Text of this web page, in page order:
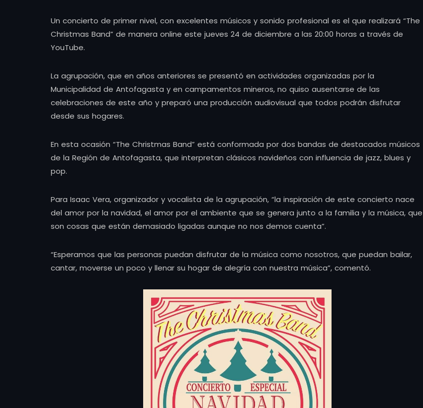
Un concierto de primer nivel, con excelentes músicos y sonido profesional es el que realizará “The
Christmas Band” de manera online este jueves 24 de diciembre a las 20:00 horas a través de
YouTube.
La agrupación, que en años anteriores se presentó en actividades organizadas por la
Municipalidad de Antofagasta y en campamentos mineros, no quiso ausentarse de las
celebraciones de este año y preparó una producción audiovisual que todos podrán disfrutar
desde sus hogares.
En esta ocasión “The Christmas Band” está conformada por dos bandas de destacados músicos
de la Región de Antofagasta, que interpretan clásicos navideños con influencia de jazz, blues y
pop.
Para Isaac Vera, organizador y vocalista de la agrupación, “la inspiración de este concierto nace
del amor por la navidad, el amor por el ambiente que se genera junto a la familia y la música, que
son cosas que están demasiado ligadas aunque no nos demos cuenta”.
“Esperamos que las personas puedan disfrutar de la música como nosotros, que puedan bailar,
cantar, moverse un poco y llenar su hogar de alegría con nuestra música”, comentó.